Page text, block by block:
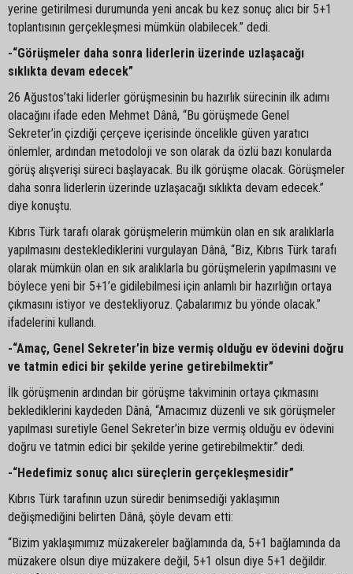
yerine getirilmesi durumunda yeni ancak bu kez sonuç alıcı bir 5+1
toplantısının gerçekleşmesi mümkün olabilecek.” dedi.
-“Görüşmeler daha sonra liderlerin üzerinde uzlaşacağı
sıklıkta devam edecek”
26 Ağustos’taki liderler görüşmesinin bu hazırlık sürecinin ilk adımı
olacağını ifade eden Mehmet Dânâ, “Bu görüşmede Genel
Sekreter’in çizdiği çerçeve içerisinde öncelikle güven yaratıcı
önlemler, ardından metodoloji ve son olarak da özlü bazı konularda
görüş alışverişi süreci başlayacak. Bu ilk görüşme olacak. Görüşmeler
daha sonra liderlerin üzerinde uzlaşacağı sıklıkta devam edecek.”
diye konuştu.
Kıbrıs Türk tarafı olarak görüşmelerin mümkün olan en sık aralıklarla
yapılmasını desteklediklerini vurgulayan Dânâ, “Biz, Kıbrıs Türk tarafı
olarak mümkün olan en sık aralıklarla bu görüşmelerin yapılmasını ve
böylece yeni bir 5+1’e gidilebilmesi için anlamlı bir hazırlığın ortaya
çıkmasını istiyor ve destekliyoruz. Çabalarımız bu yönde olacak.”
ifadelerini kullandı.
-“Amaç, Genel Sekreter’in bize vermiş olduğu ev ödevini doğru
ve tatmin edici bir şekilde yerine getirebilmektir”
İlk görüşmenin ardından bir görüşme takviminin ortaya çıkmasını
beklediklerini kaydeden Dânâ, “Amacımız düzenli ve sık görüşmeler
yapılması suretiyle Genel Sekreter’in bize vermiş olduğu ev ödevini
doğru ve tatmin edici bir şekilde yerine getirebilmektir.” dedi.
-“Hedefimiz sonuç alıcı süreçlerin gerçekleşmesidir”
Kıbrıs Türk tarafının uzun süredir benimsediği yaklaşımın
değişmediğini belirten Dânâ, şöyle devam etti:
“Bizim yaklaşımımız müzakereler bağlamında da, 5+1 bağlamında da
müzakere olsun diye müzakere değil, 5+1 olsun diye 5+1 değildir.